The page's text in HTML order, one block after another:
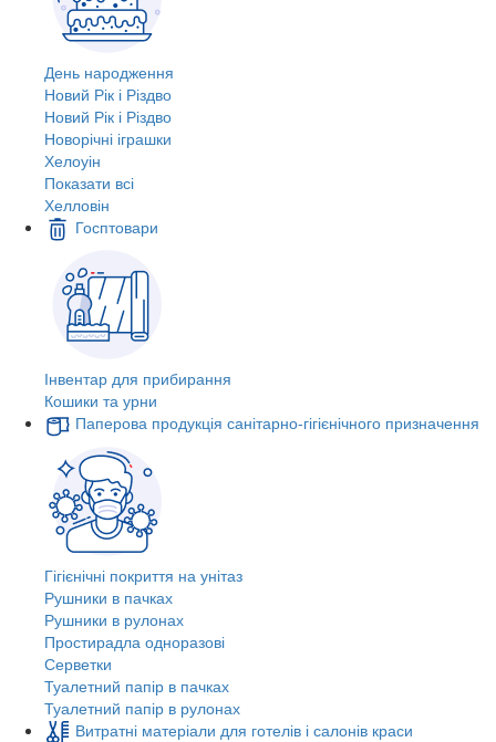
День народження
Новий Рік і Різдво
Новий Рік і Різдво
Новорічні іграшки
Хелоуін
Показати всі
Хелловін
Госптовари
Інвентар для прибирання
Кошики та урни
Паперова продукція санітарно-гігієнічного призначення
Гігієнічні покриття на унітаз
Рушники в пачках
Рушники в рулонах
Простирадла одноразові
Серветки
Туалетний папір в пачках
Туалетний папір в рулонах
Витратні матеріали для готелів і салонів краси